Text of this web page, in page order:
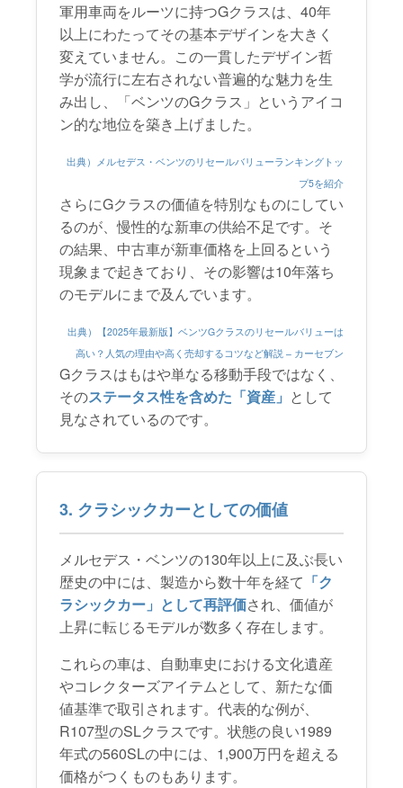
軍用車両をルーツに持つGクラスは、40年
以上にわたってその基本デザインを大きく
変えていません。この一貫したデザイン哲
学が流行に左右されない普遍的な魅力を生
み出し、「ベンツのGクラス」というアイコ
ン的な地位を築き上げました。
出典）メルセデス・ベンツのリセールバリューランキングトッ
プ5を紹介
さらにGクラスの価値を特別なものにしてい
るのが、慢性的な新車の供給不足です。そ
の結果、中古車が新車価格を上回るという
現象まで起きており、その影響は10年落ち
のモデルにまで及んでいます。
出典）【2025年最新版】ベンツGクラスのリセールバリューは
高い？人気の理由や高く売却するコツなど解説 – カーセブン
Gクラスはもはや単なる移動手段ではなく、
そのステータス性を含めた「資産」 として
見なされているのです。
3. クラシックカーとしての価値
メルセデス・ベンツの130年以上に及ぶ長い
歴史の中には、製造から数十年を経て 「ク
ラシックカー」として再評価され、価値が
上昇に転じるモデルが数多く存在します。
これらの車は、自動車史における文化遺産
やコレクターズアイテムとして、新たな価
値基準で取引されます。代表的な例が、
R107型のSLクラスです。状態の良い1989
年式の560SLの中には、1,900万円を超える
価格がつくものもあります。